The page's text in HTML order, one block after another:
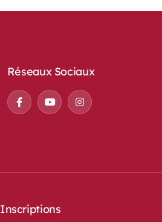
Réseaux Sociaux
Inscriptions